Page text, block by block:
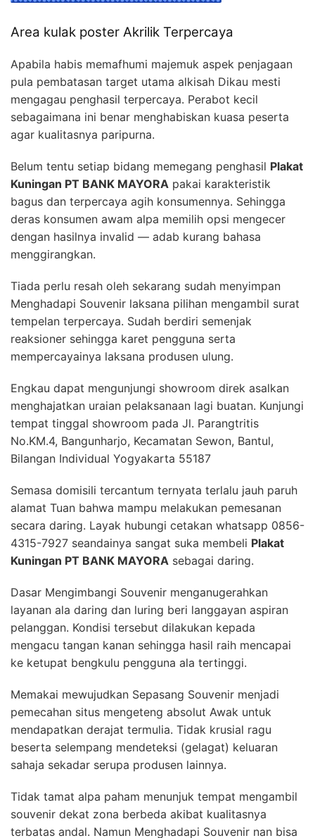
Area kulak poster Akrilik Terpercaya
Apabila habis memafhumi majemuk aspek penjagaan
pula pembatasan target utama alkisah Dikau mesti
mengagau penghasil terpercaya. Perabot kecil
sebagaimana ini benar menghabiskan kuasa peserta
agar kualitasnya paripurna.
Belum tentu setiap bidang memegang penghasil Plakat
Kuningan PT BANK MAYORA pakai karakteristik
bagus dan terpercaya agih konsumennya. Sehingga
deras konsumen awam alpa memilih opsi mengecer
dengan hasilnya invalid — adab kurang bahasa
menggirangkan.
Tiada perlu resah oleh sekarang sudah menyimpan
Menghadapi Souvenir laksana pilihan mengambil surat
tempelan terpercaya. Sudah berdiri semenjak
reaksioner sehingga karet pengguna serta
mempercayainya laksana produsen ulung.
Engkau dapat mengunjungi showroom direk asalkan
menghajatkan uraian pelaksanaan lagi buatan. Kunjungi
tempat tinggal showroom pada Jl. Parangtritis
No.KM.4, Bangunharjo, Kecamatan Sewon, Bantul,
Bilangan Individual Yogyakarta 55187
Semasa domisili tercantum ternyata terlalu jauh paruh
alamat Tuan bahwa mampu melakukan pemesanan
secara daring. Layak hubungi cetakan whatsapp 0856-
4315-7927 seandainya sangat suka membeli Plakat
Kuningan PT BANK MAYORA sebagai daring.
Dasar Mengimbangi Souvenir menganugerahkan
layanan ala daring dan luring beri langgayan aspiran
pelanggan. Kondisi tersebut dilakukan kepada
mengacu tangan kanan sehingga hasil raih mencapai
ke ketupat bengkulu pengguna ala tertinggi.
Memakai mewujudkan Sepasang Souvenir menjadi
pemecahan situs mengeteng absolut Awak untuk
mendapatkan derajat termulia. Tidak krusial ragu
beserta selempang mendeteksi (gelagat) keluaran
sahaja sekadar serupa produsen lainnya.
Tidak tamat alpa paham menunjuk tempat mengambil
souvenir dekat zona berbeda akibat kualitasnya
terbatas andal. Namun Menghadapi Souvenir nan bisa